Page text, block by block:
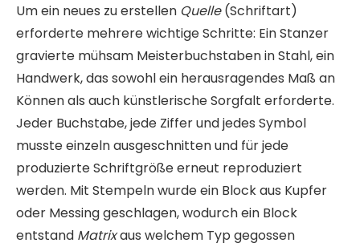
Um ein neues zu erstellen Quelle(Schriftart)
erforderte mehrere wichtige Schritte: Ein Stanzer
gravierte mühsam Meisterbuchstaben in Stahl, ein
Handwerk, das sowohl ein herausragendes Maß an
Können als auch künstlerische Sorgfalt erforderte.
Jeder Buchstabe, jede Ziffer und jedes Symbol
musste einzeln ausgeschnitten und für jede
produzierte Schriftgröße erneut reproduziert
werden. Mit Stempeln wurde ein Block aus Kupfer
oder Messing geschlagen, wodurch ein Block
entstand Matrixaus welchem ​​Typ gegossen